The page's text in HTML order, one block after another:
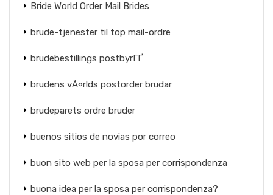
Bride World Order Mail Brides
brude-tjenester til top mail-ordre
brudebestillings postbyrГҐ
brudens vÃ¤rlds postorder brudar
brudeparets ordre bruder
buenos sitios de novias por correo
buon sito web per la sposa per corrispondenza
buona idea per la sposa per corrispondenza?